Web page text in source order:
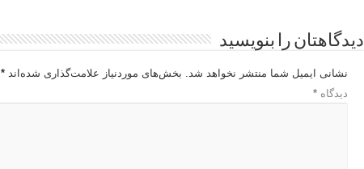
دیدگاهتان را بنویسید
نشانی ایمیل شما منتشر نخواهد شد. بخش‌های موردنیاز علامت‌گذاری شده‌اند*
دیدگاه*